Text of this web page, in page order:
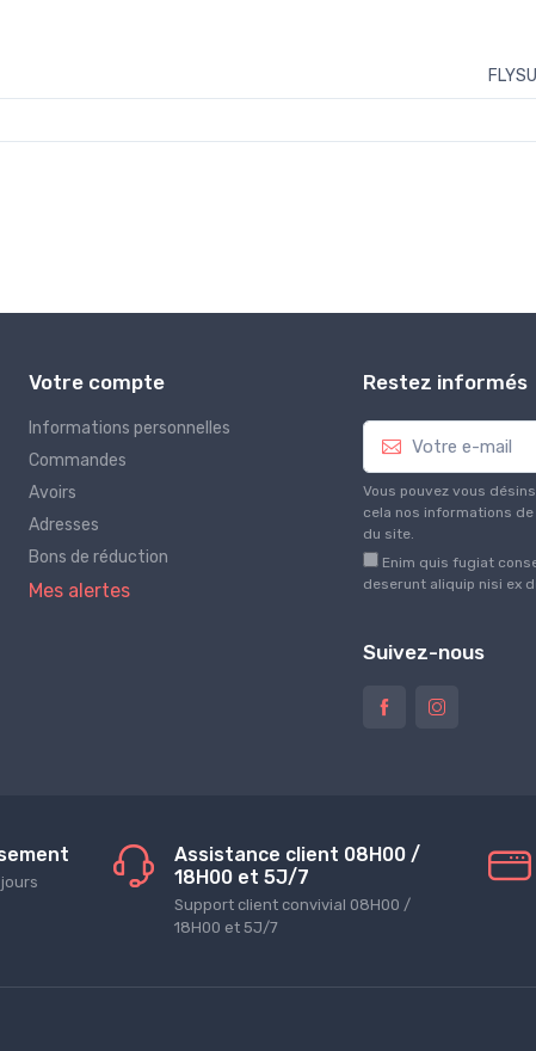
Votre compte
Informations personnelles
Commandes
Avoirs
Adresses
Bons de réduction
Mes alertes
Restez informés
Vous pouvez vous
cela nos informations
du site.
Enim quis fugiat
deserunt aliquip nisi ex
Suivez-nous
Assistance client 08H00 /
18H00 et 5J/7
Support client convivial 08H00 /
18H00 et 5J/7